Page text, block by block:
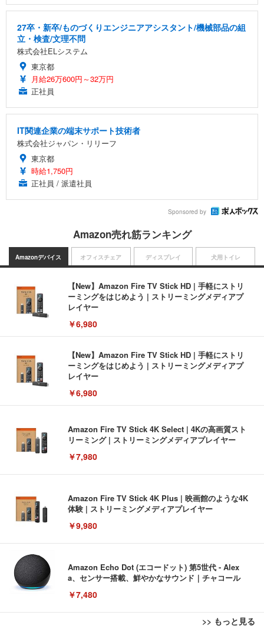
27卒・新卒/ものづくりエンジニアアシスタント/機械部品の組
立・検査/文理不問
株式会社ELシステム
東京都
月給26万600円～32万円
正社員
IT関連企業の端末サポート技術者
株式会社ジャパン・リリーフ
東京都
時給1,750円
正社員 / 派遣社員
Sponsored by
Amazon売れ筋ランキング
Amazonデバイス
【New】Amazon Fire TV Stick HD | 手軽にストリ
ーミングをはじめよう | ストリーミングメディアプ
レイヤー
￥6,980
【New】Amazon Fire TV Stick HD | 手軽にストリ
ーミングをはじめよう | ストリーミングメディアプ
レイヤー
￥6,980
Amazon Fire TV Stick 4K Select | 4Kの高画質スト
リーミング | ストリーミングメディアプレイヤー
￥7,980
Amazon Fire TV Stick 4K Plus | 映画館のような4K
体験 | ストリーミングメディアプレイヤー
￥9,980
Amazon Echo Dot (エコードット) 第5世代 - Alex
a、センサー搭載、鮮やかなサウンド｜チャコール
￥7,480
>> もっと見る
オフィスチェア ディスプレイ 犬用トイレ